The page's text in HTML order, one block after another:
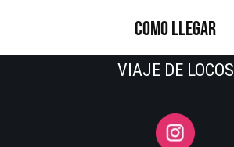
COMO LLEGAR
VIAJE DE LOCOS